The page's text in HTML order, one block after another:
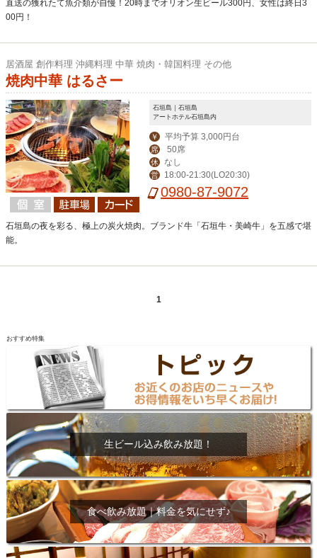
直送の獲れたて魚介類が自慢！20時までオリオン生ビール300円、女性は終日3
00円！
居酒屋 創作料理 沖縄料理 中華 焼肉・韓国料理 その他
焼肉中華 はるさー
石垣島｜石垣島
アートホテル石垣島内
￥ 平均予算 3,000円台
席 50席
休 なし
営 18:00-21:30(LO20:30)
0980-87-9072
石垣島の夜を彩る、極上の炭火焼肉。ブランド牛「石垣牛・美崎牛」を五感で堪
能。
1
おすすめ特集
生ビール込み飲み放題！
食べ飲み放題｜料金を気にせず♪